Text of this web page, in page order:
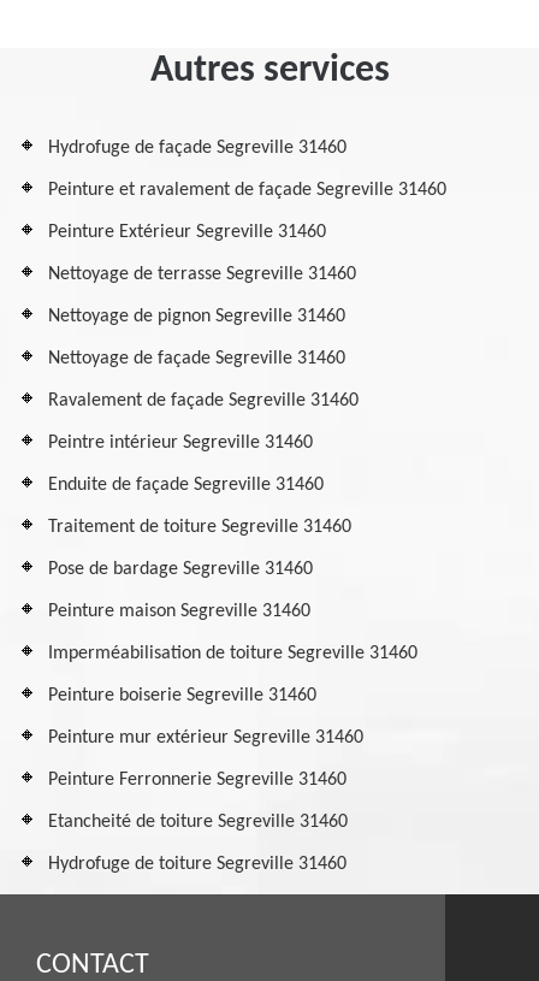
Autres services
Hydrofuge de façade Segreville 31460
Peinture et ravalement de façade Segreville 31460
Peinture Extérieur Segreville 31460
Nettoyage de terrasse Segreville 31460
Nettoyage de pignon Segreville 31460
Nettoyage de façade Segreville 31460
Ravalement de façade Segreville 31460
Peintre intérieur Segreville 31460
Enduite de façade Segreville 31460
Traitement de toiture Segreville 31460
Pose de bardage Segreville 31460
Peinture maison Segreville 31460
Imperméabilisation de toiture Segreville 31460
Peinture boiserie Segreville 31460
Peinture mur extérieur Segreville 31460
Peinture Ferronnerie Segreville 31460
Etancheité de toiture Segreville 31460
Hydrofuge de toiture Segreville 31460
CONTACT